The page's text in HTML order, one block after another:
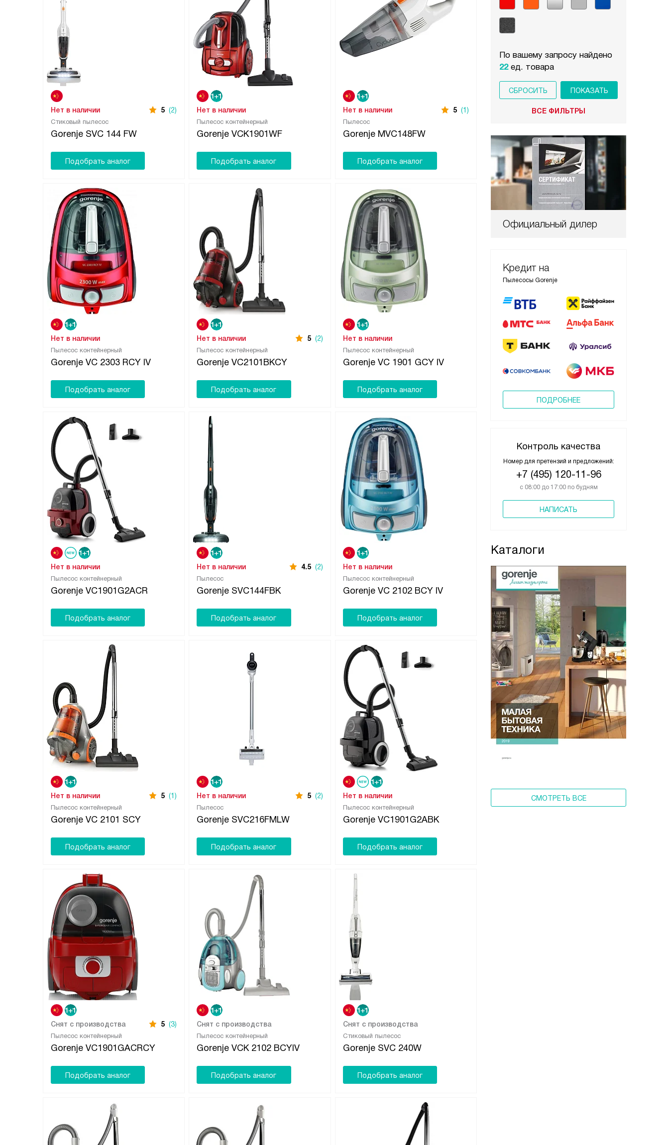
По вашему запросу найдено
22ед. товара
СБРОСИТЬ
ВСЕ ФИЛЬТРЫ
Официальный дилер
Кредит на
Пылесосы Gorenje
ПОДРОБНЕЕ
Контроль качества
Номер для претензий и предложений:
+7 (495) 120-11-96
с 08:00 до 17:00 по будням
НАПИСАТЬ
Каталоги
СМОТРЕТЬ ВСЕ
Стиковый пылесос
Gorenje SVC 144 FW
Нет в наличии 5 (2)
Подобрать аналог
Пылесос контейнерный
Gorenje VCK1901WF
Нет в наличии
Подобрать аналог
Пылесос
Gorenje MVC148FW
Нет в наличии 5 (1)
Подобрать аналог
Пылесос контейнерный
Gorenje VC 2303 RCY IV
Нет в наличии
Подобрать аналог
Пылесос контейнерный
Gorenje VC2101BKCY
Нет в наличии 5 (2)
Подобрать аналог
Пылесос контейнерный
Gorenje VC 1901 GCY IV
Нет в наличии
Подобрать аналог
Пылесос контейнерный
Gorenje VC1901G2ACR
Нет в наличии
Подобрать аналог
Пылесос
Gorenje SVC144FBK
Нет в наличии 4.5 (2)
Подобрать аналог
Пылесос контейнерный
Gorenje VC 2102 BCY IV
Нет в наличии
Подобрать аналог
Пылесос контейнерный
Gorenje VC 2101 SCY
Нет в наличии 5 (1)
Подобрать аналог
Пылесос
Gorenje SVC216FMLW
Нет в наличии 5 (2)
Подобрать аналог
Пылесос контейнерный
Gorenje VC1901G2ABK
Нет в наличии
Подобрать аналог
Пылесос контейнерный
Gorenje VC1901GACRCY
Снят с производства 5 (3)
Подобрать аналог
Пылесос контейнерный
Gorenje VCK 2102 BCYIV
Снят с производства
Подобрать аналог
Стиковый пылесос
Gorenje SVC 240W
Снят с производства
Подобрать аналог